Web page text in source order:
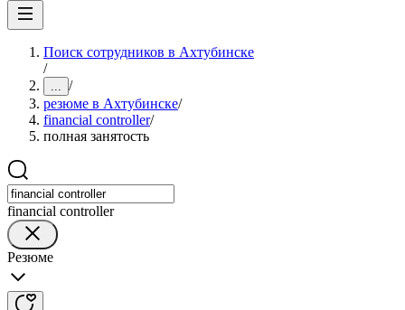
Поиск сотрудников в Ахтубинске
/
... /
резюме в Ахтубинске/
financial controller/
полная занятость
financial controller
Резюме